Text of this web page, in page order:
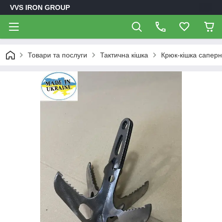
VVS IRON GROUP
Товари та послуги Тактична кішка Крюк-кішка